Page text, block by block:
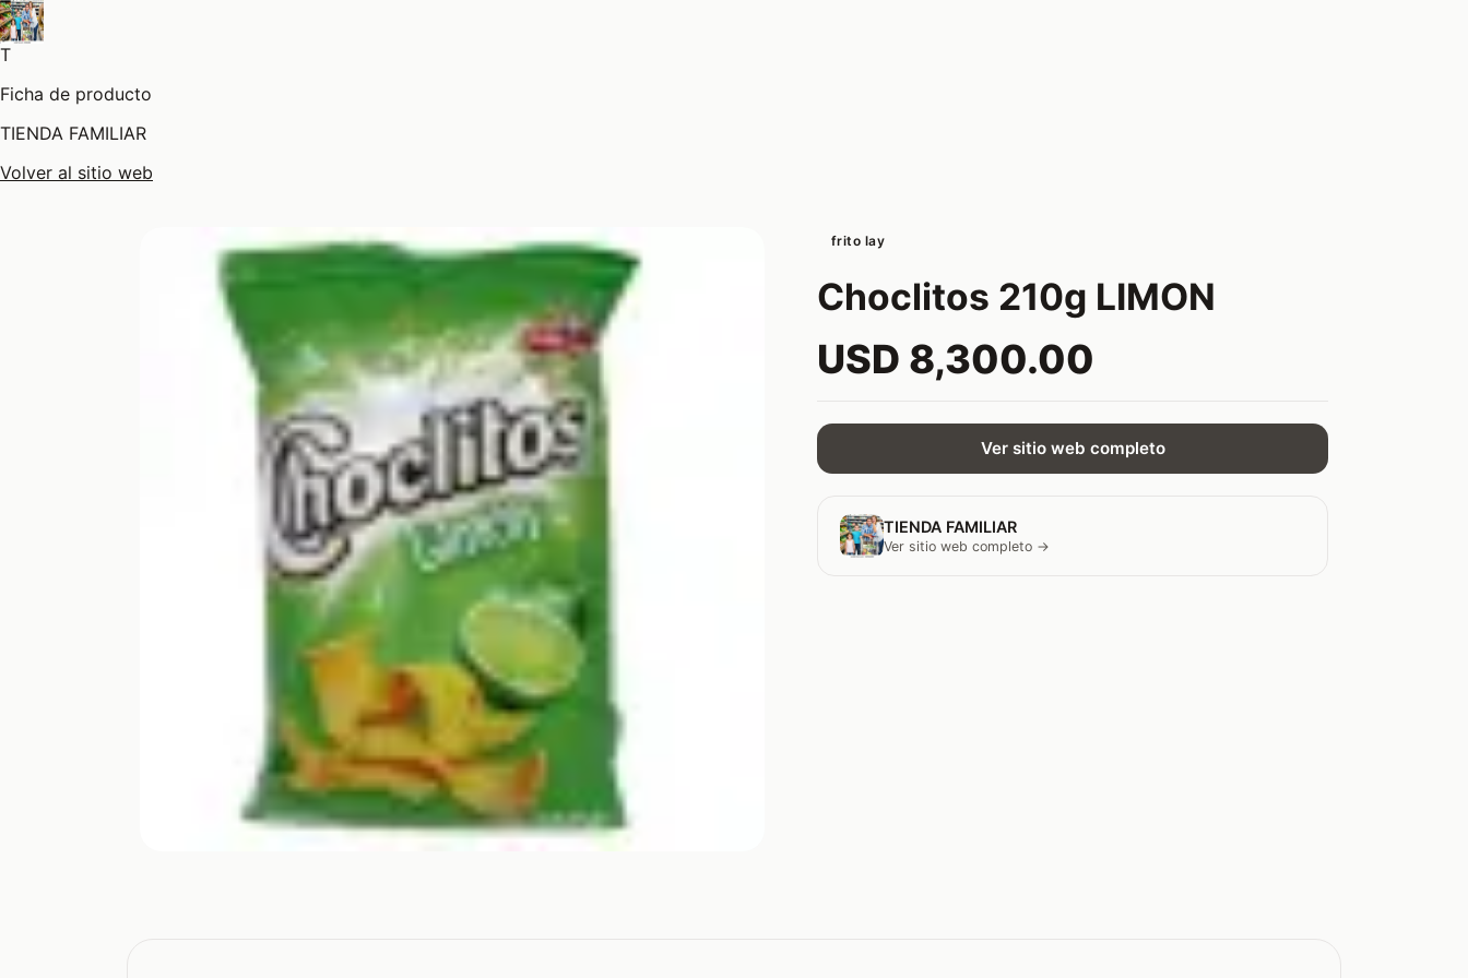
T
Ficha de producto
TIENDA FAMILIAR
Volver al sitio web
frito lay
Choclitos 210g LIMON
USD 8,300.00
Ver sitio web completo
TIENDA FAMILIAR
Ver sitio web completo →